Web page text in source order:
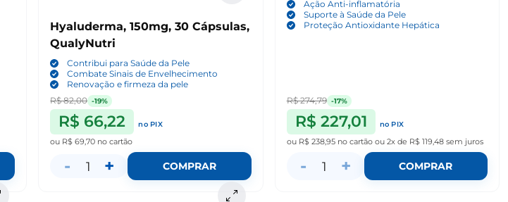
Hyaluderma, 150mg, 30 Cápsulas,
QualyNutri
Contribui para Saúde da Pele
Combate Sinais de Envelhecimento
Renovação e firmeza da pele
R$ 82,00 -19%
R$ 66,22
no PIX
ou R$ 69,70 no cartão
- 1 + COMPRAR
Ação Anti-inflamatória
Suporte à Saúde da Pele
Proteção Antioxidante Hepática
R$ 274,79 -17%
R$ 227,01
no PIX
ou R$ 238,95 no cartão ou 2x de R$ 119,48sem juros
- 1 + COMPRAR